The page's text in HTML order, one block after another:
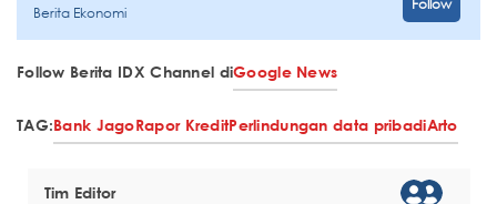
Berita Ekonomi
Follow
Follow Berita IDX Channel diGoogle News
TAG:Bank JagoRapor KreditPerlindungan data pribadiArto
Tim Editor